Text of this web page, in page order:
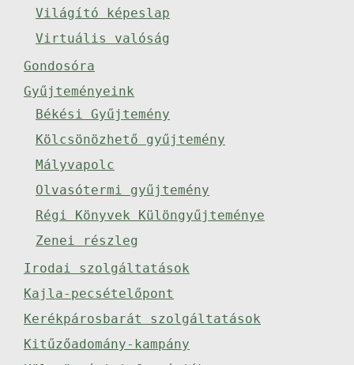
Világító képeslap
Virtuális valóság
Gondosóra
Gyűjteményeink
Békési Gyűjtemény
Kölcsönözhető gyűjtemény
Mályvapolc
Olvasótermi gyűjtemény
Régi Könyvek Különgyűjteménye
Zenei részleg
Irodai szolgáltatások
Kajla-pecsételőpont
Kerékpárosbarát szolgáltatások
Kitűzőadomány-kampány